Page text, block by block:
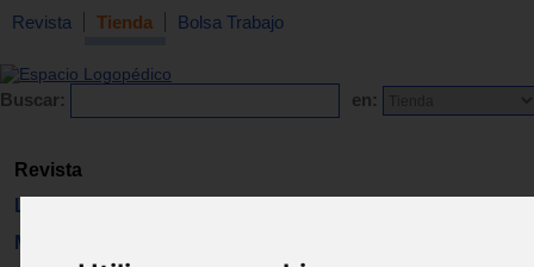
Revista Tienda Bolsa Trabajo
Buscar: en:
Revista
Libros
Material